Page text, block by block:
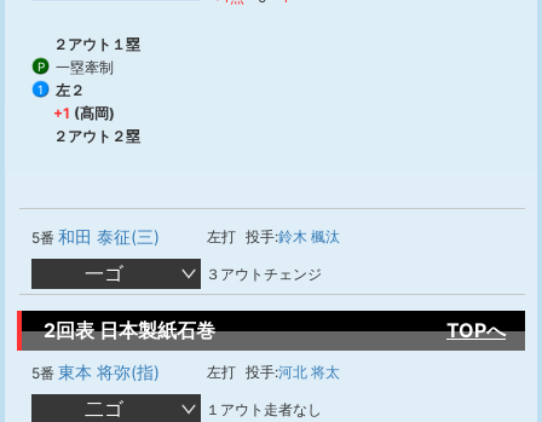
２アウト１塁
P 一塁牽制
1
左２
+1 (髙岡)
２アウト２塁
5番 和田 泰征(三) 左打 投手:鈴木 楓汰
一ゴ ３アウトチェンジ
2回表 日本製紙石巻 TOPへ
5番 東本 将弥(指) 左打 投手:河北 将太
二ゴ １アウト走者なし